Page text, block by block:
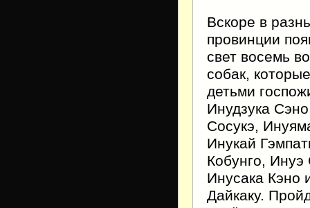
Вскоре в
провинции
свет восемь
собак,
детьми
Инудзука
Сосукэ,
Инукай
Кобунго,
Инусака Кэно
Дайкаку.